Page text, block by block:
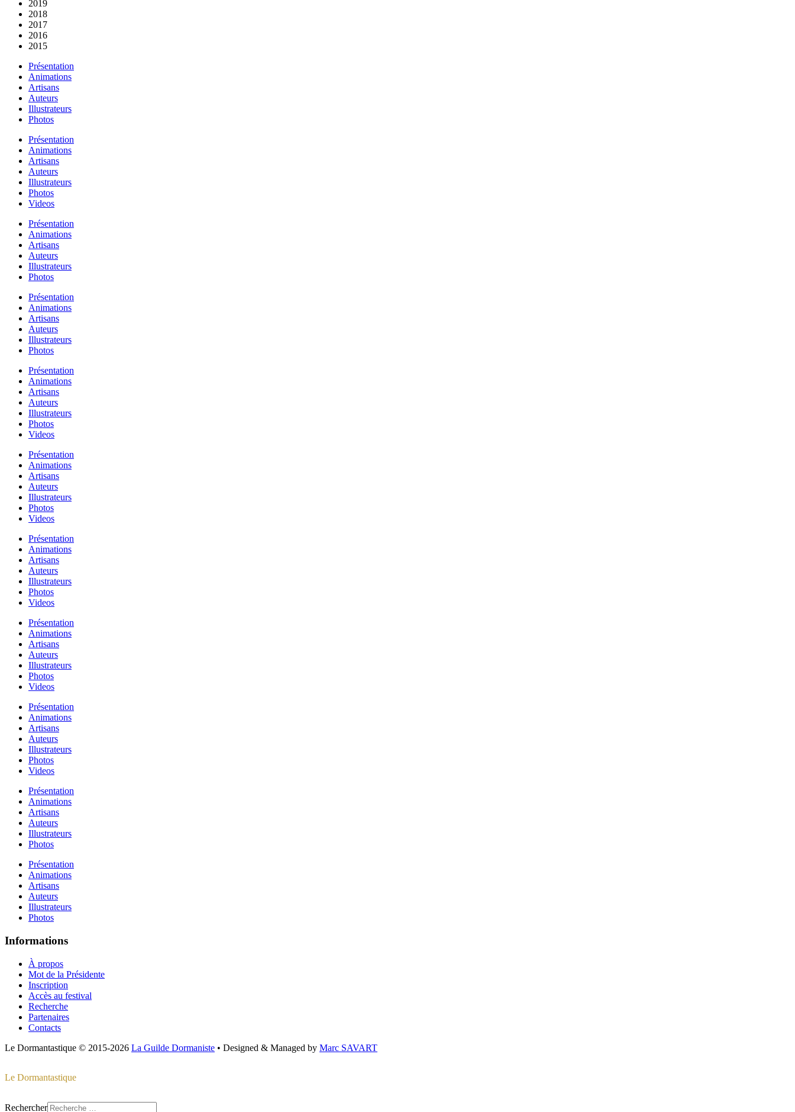
2019
2018
2017
2016
2015
Présentation
Animations
Artisans
Auteurs
Illustrateurs
Photos
Présentation
Animations
Artisans
Auteurs
Illustrateurs
Photos
Videos
Présentation
Animations
Artisans
Auteurs
Illustrateurs
Photos
Présentation
Animations
Artisans
Auteurs
Illustrateurs
Photos
Présentation
Animations
Artisans
Auteurs
Illustrateurs
Photos
Videos
Présentation
Animations
Artisans
Auteurs
Illustrateurs
Photos
Videos
Présentation
Animations
Artisans
Auteurs
Illustrateurs
Photos
Videos
Présentation
Animations
Artisans
Auteurs
Illustrateurs
Photos
Videos
Présentation
Animations
Artisans
Auteurs
Illustrateurs
Photos
Videos
Présentation
Animations
Artisans
Auteurs
Illustrateurs
Photos
Présentation
Animations
Artisans
Auteurs
Illustrateurs
Photos
Informations
À propos
Mot de la Présidente
Inscription
Accès au festival
Recherche
Partenaires
Contacts
Le Dormantastique © 2015-2026 La Guilde Dormaniste • Designed & Managed by Marc SAVART
Le Dormantastique
Rechercher